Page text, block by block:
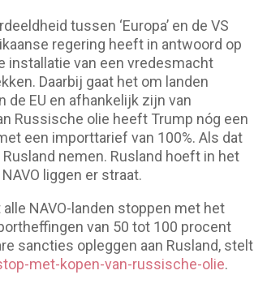
tussen ‘Europa’ en de VS
regering heeft in antwoord op
installatie van een vredesmacht
Daarbij gaat het om landen
de EU en afhankelijk zijn van
Russische olie heeft Trump nóg een
een importtarief van 100%. Als dat
nemen. Rusland hoeft in het
liggen er straat.
NAVO-landen stoppen met het
van 50 tot 100 procent
sancties opleggen aan Rusland, stelt
met-kopen-van-russische-olie.